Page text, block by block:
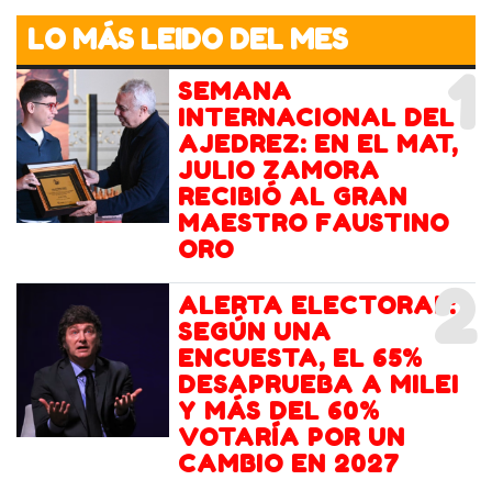
LO MÁS LEIDO DEL MES
1
SEMANA
INTERNACIONAL DEL
AJEDREZ: EN EL MAT,
JULIO ZAMORA
RECIBIÓ AL GRAN
MAESTRO FAUSTINO
ORO
2
ALERTA ELECTORAL:
SEGÚN UNA
ENCUESTA, EL 65%
DESAPRUEBA A MILEI
Y MÁS DEL 60%
VOTARÍA POR UN
CAMBIO EN 2027